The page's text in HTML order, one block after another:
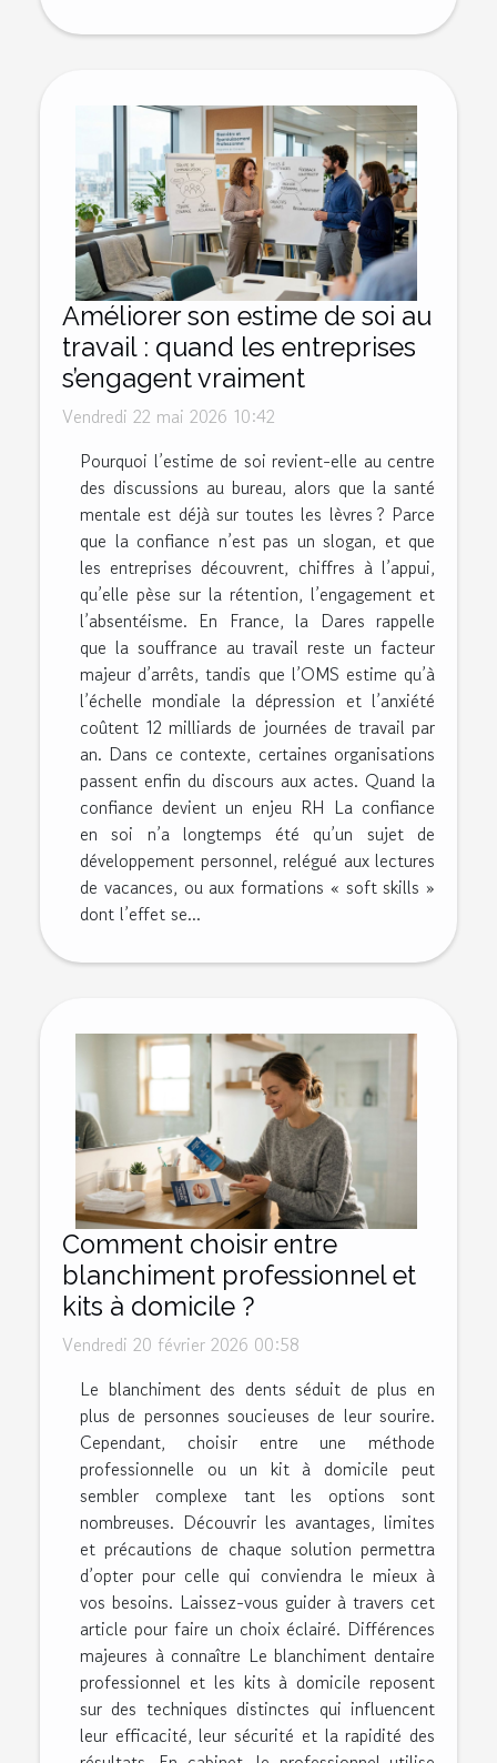
Améliorer son estime de soi au
travail : quand les entreprises
s’engagent vraiment
Vendredi 22 mai 2026 10:42
Pourquoi l’estime de soi revient-elle au centre
des discussions au bureau, alors que la santé
mentale est déjà sur toutes les lèvres ? Parce
que la confiance n’est pas un slogan, et que
les entreprises découvrent, chiffres à l’appui,
qu’elle pèse sur la rétention, l’engagement et
l’absentéisme. En France, la Dares rappelle
que la souffrance au travail reste un facteur
majeur d’arrêts, tandis que l’OMS estime qu’à
l’échelle mondiale la dépression et l’anxiété
coûtent 12 milliards de journées de travail par
an. Dans ce contexte, certaines organisations
passent enfin du discours aux actes. Quand la
confiance devient un enjeu RH La confiance
en soi n’a longtemps été qu’un sujet de
développement personnel, relégué aux lectures
de vacances, ou aux formations « soft skills »
dont l’effet se...
Comment choisir entre
blanchiment professionnel et
kits à domicile ?
Vendredi 20 février 2026 00:58
Le blanchiment des dents séduit de plus en
plus de personnes soucieuses de leur sourire.
Cependant, choisir entre une méthode
professionnelle ou un kit à domicile peut
sembler complexe tant les options sont
nombreuses. Découvrir les avantages, limites
et précautions de chaque solution permettra
d’opter pour celle qui conviendra le mieux à
vos besoins. Laissez-vous guider à travers cet
article pour faire un choix éclairé. Différences
majeures à connaître Le blanchiment dentaire
professionnel et les kits à domicile reposent
sur des techniques distinctes qui influencent
leur efficacité, leur sécurité et la rapidité des